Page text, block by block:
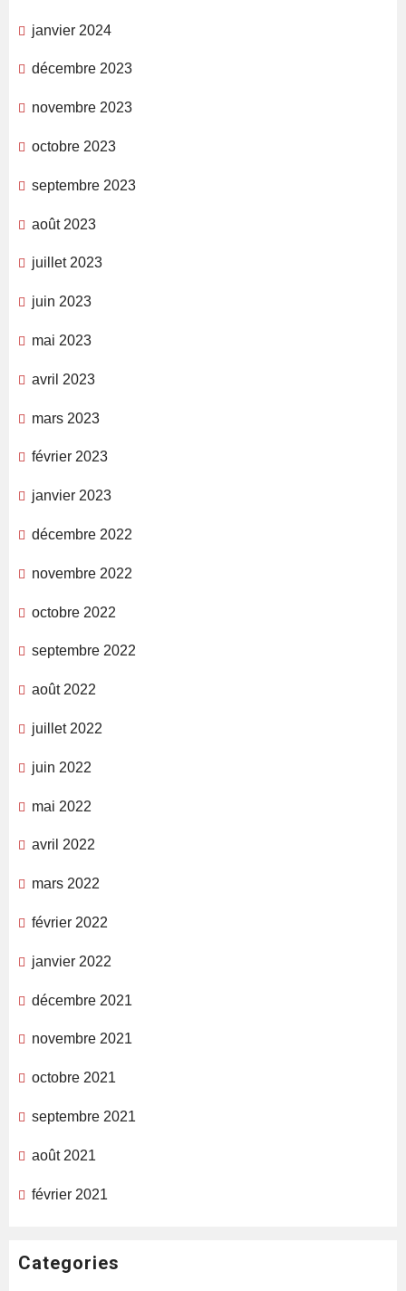
janvier 2024
décembre 2023
novembre 2023
octobre 2023
septembre 2023
août 2023
juillet 2023
juin 2023
mai 2023
avril 2023
mars 2023
février 2023
janvier 2023
décembre 2022
novembre 2022
octobre 2022
septembre 2022
août 2022
juillet 2022
juin 2022
mai 2022
avril 2022
mars 2022
février 2022
janvier 2022
décembre 2021
novembre 2021
octobre 2021
septembre 2021
août 2021
février 2021
Categories